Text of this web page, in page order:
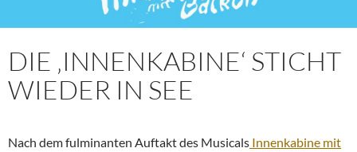
DIE ‚INNENKABINE‘ STICHT
WIEDER IN SEE
Nach dem fulminanten Auftakt des Musicals Innenkabine mit